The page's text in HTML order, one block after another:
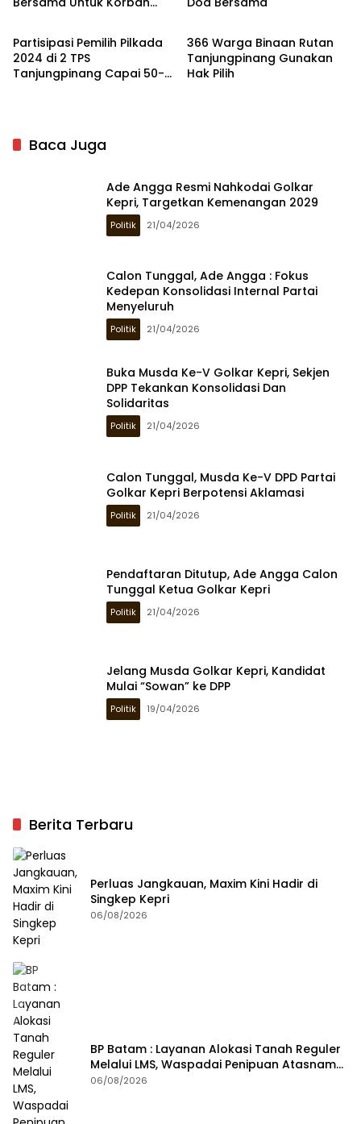
Politik
Partisipasi Pemilih Pilkada
2024 di 2 TPS
Tanjungpinang Capai 50-
Politik
366 Warga Binaan Rutan
Tanjungpinang Gunakan
Hak Pilih
Baca Juga
Ade Angga Resmi Nahkodai Golkar
Kepri, Targetkan Kemenangan 2029
Politik 21/04/2026
Calon Tunggal, Ade Angga : Fokus
Kedepan Konsolidasi Internal Partai
Menyeluruh
Politik 21/04/2026
Buka Musda Ke-V Golkar Kepri, Sekjen
DPP Tekankan Konsolidasi Dan
Solidaritas
Politik 21/04/2026
Calon Tunggal, Musda Ke-V DPD Partai
Golkar Kepri Berpotensi Aklamasi
Politik 21/04/2026
Pendaftaran Ditutup, Ade Angga Calon
Tunggal Ketua Golkar Kepri
Politik 21/04/2026
Jelang Musda Golkar Kepri, Kandidat
Mulai “Sowan” ke DPP
Politik 19/04/2026
Berita Terbaru
Perluas Jangkauan, Maxim Kini Hadir di
Singkep Kepri
06/08/2026
BP Batam : Layanan Alokasi Tanah Reguler
Melalui LMS, Waspadai Penipuan Atasnama
Institusi
06/08/2026